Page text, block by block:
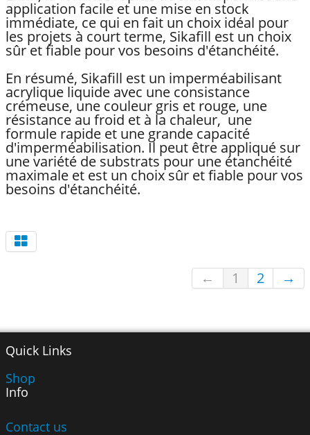
application facile et une mise en stock
immédiate, ce qui en fait un choix idéal pour
les projets à court terme, Sikafill est un choix
sûr et fiable pour vos besoins d'étanchéité.
En résumé, Sikafill est un imperméabilisant
acrylique liquide avec une consistance
crémeuse, une couleur gris et rouge, une
résistance au froid et à la chaleur, une
formule rapide et une grande capacité
d'imperméabilisation. Il peut être appliqué sur
une variété de substrats pour une étanchéité
maximale et est un choix sûr et fiable pour vos
besoins d'étanchéité.
← 1 2 →
Quick Links
Shop
Info
Contact us